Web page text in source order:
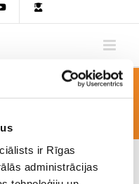
ir Rīgas
administrācijas